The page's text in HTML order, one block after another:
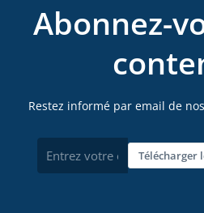
Abonnez-
Restez informé par email de
Télécharger